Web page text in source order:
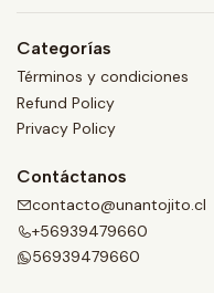
Categorías
Términos y condiciones
Refund Policy
Privacy Policy
Contáctanos
contacto@unantojito.cl
+56939479660
56939479660